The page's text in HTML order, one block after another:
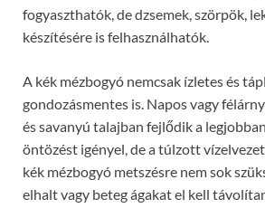
fogyaszthatók, de dzsemek, szörpök,
készítésére is felhasználhatók.
A kék mézbogyó nemcsak ízletes és
gondozásmentes is. Napos vagy
és savanyú talajban fejlődik a
öntözést igényel, de a túlzott
kék mézbogyó metszésre nem sok
elhalt vagy beteg ágakat el kell